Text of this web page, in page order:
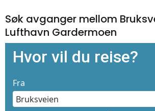
Søk avganger mellom
Lufthavn Gardermoen
Hvor vil du reise?
Fra